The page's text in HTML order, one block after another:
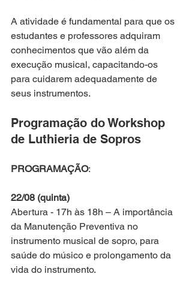
A atividade é fundamental para que os
estudantes e professores adquiram
conhecimentos que vão além da
execução musical, capacitando-os
para cuidarem adequadamente de
seus instrumentos.
Programação do Workshop
de Luthieria de Sopros
PROGRAMAÇÃO:
22/08 (quinta)
Abertura - 17h às 18h – A importância
da Manutenção Preventiva no
instrumento musical de sopro, para
saúde do músico e prolongamento da
vida do instrumento.